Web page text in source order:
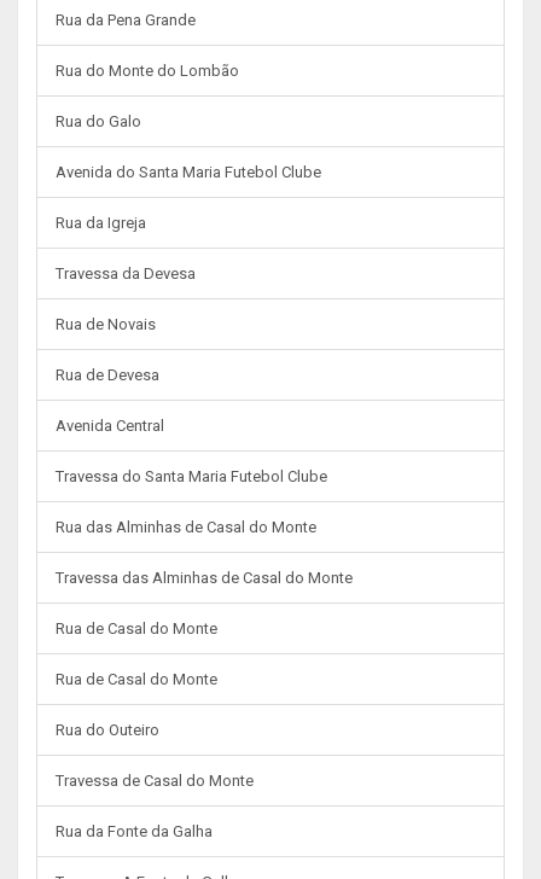
Rua da Pena Grande
Rua do Monte do Lombão
Rua do Galo
Avenida do Santa Maria Futebol Clube
Rua da Igreja
Travessa da Devesa
Rua de Novais
Rua de Devesa
Avenida Central
Travessa do Santa Maria Futebol Clube
Rua das Alminhas de Casal do Monte
Travessa das Alminhas de Casal do Monte
Rua de Casal do Monte
Rua de Casal do Monte
Rua do Outeiro
Travessa de Casal do Monte
Rua da Fonte da Galha